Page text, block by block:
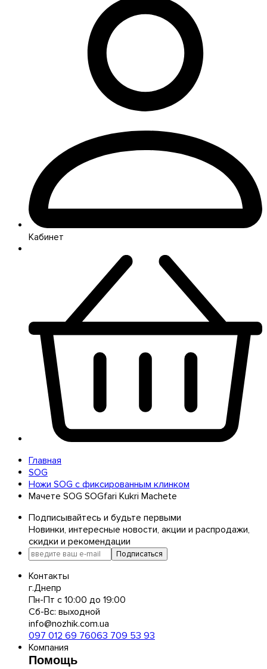
Кабинет
Главная
SOG
Ножи SOG с фиксированным клинком
Мачете SOG SOGfari Kukri Machete
Подписывайтесь и будьте первыми
Новинки, интересные новости, акции и распродажи,
скидки и рекомендации
Подписаться
Контакты
г.Днепр
Пн-Пт с 10:00 до 19:00
Сб-Вс: выходной
info@nozhik.com.ua
097 012 69 76063 709 53 93
Компания
Помощь